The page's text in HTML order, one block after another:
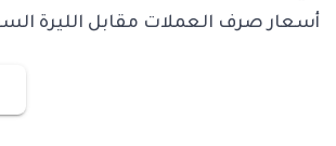
أسعار صرف العملات مقابل الليرة